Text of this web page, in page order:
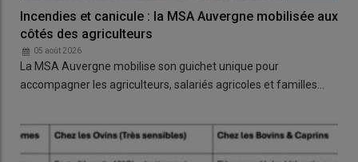
Incendies et canicule : la MSA Auvergne mobilisée aux
côtés des agriculteurs
05 août 2026
La MSA Auvergne mobilise son guichet unique pour
accompagner les agriculteurs, salariés agricoles et familles…